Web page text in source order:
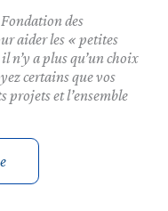
des
aider les « petites
n’y a plus qu’un choix
certains que vos
projets et l’ensemble